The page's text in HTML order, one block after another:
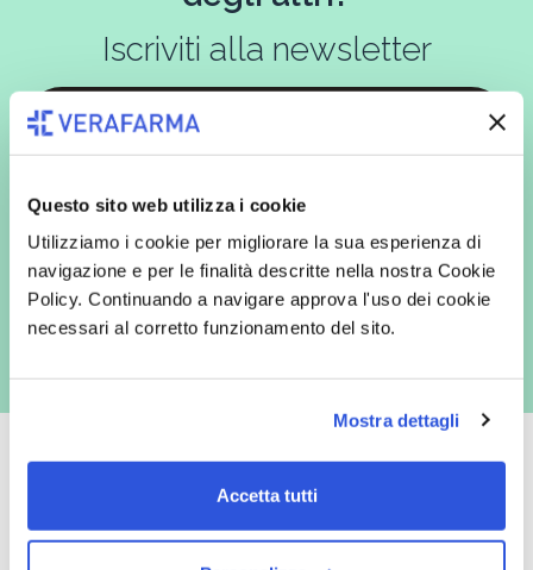
Questo sito web utilizza i cookie
Utilizziamo i cookie per migliorare la sua esperienza di
navigazione e per le finalità descritte nella nostra Cookie
Policy. Continuando a navigare approva l'uso dei cookie
necessari al corretto funzionamento del sito.
Mostra dettagli
Accetta tutti
Iscriviti alla newsletter
espressamente al trattamento dei miei dati personali per finalità
marketing (con modalità telematiche - quali ad es. newsletter ed e-mail
con inviti e comunicazioni commerciali - e modalità tradizionali, quali ad
es. posta cartacea)
Oltre 50.000 prodotti Spedizione gratuita